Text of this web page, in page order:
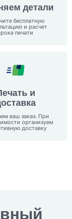
детали
бесплатную
и расчет
печати
и
ваш заказ. При
организуем
доставку